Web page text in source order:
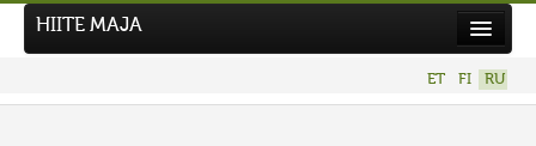
HIITE MAJA
ET FI RU